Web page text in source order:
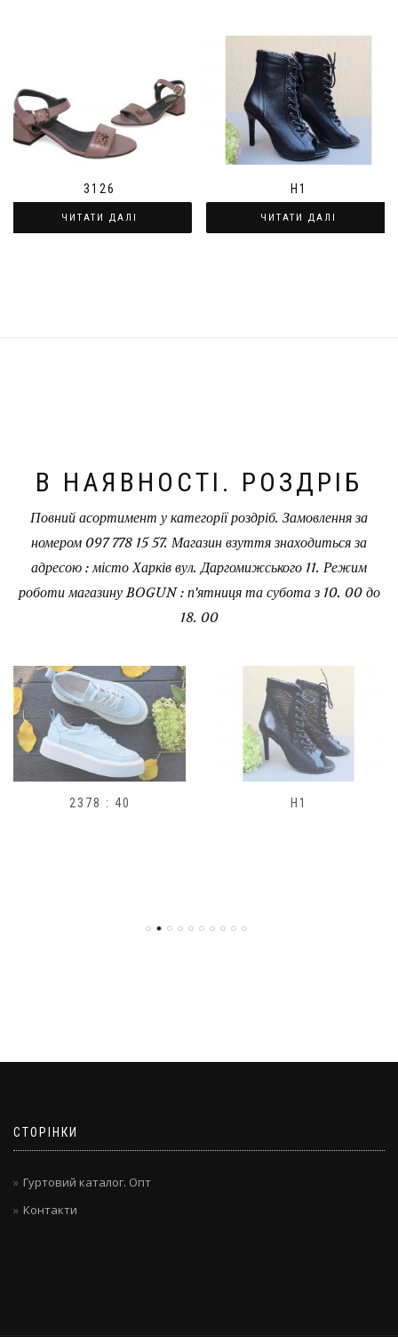
3126
ЧИТАТИ ДАЛІ
H1
ЧИТАТИ ДАЛІ
В НАЯВНОСТІ. РОЗДРІБ
Повний асортимент у категорії роздріб. Замовлення за
номером 097 778 15 57. Магазин взуття знаходиться за
адресою : місто Харків вул. Даргомижського 11. Режим
роботи магазину BOGUN : п'ятниця та субота з 10. 00 до
18. 00
2378 : 40 H1
СТОРІНКИ
Гуртовий каталог. Опт
Контакти